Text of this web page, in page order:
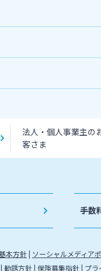
法人・個人事業主の
客さま
手数
本方針 ソーシャルメディア
勧誘方針 保険募集指針 プラ